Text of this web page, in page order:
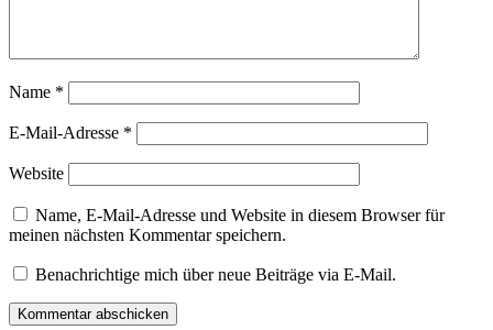
Name *
E-Mail-Adresse *
Website
Name, E-Mail-Adresse und Website in diesem Browser für
meinen nächsten Kommentar speichern.
Benachrichtige mich über neue Beiträge via E-Mail.